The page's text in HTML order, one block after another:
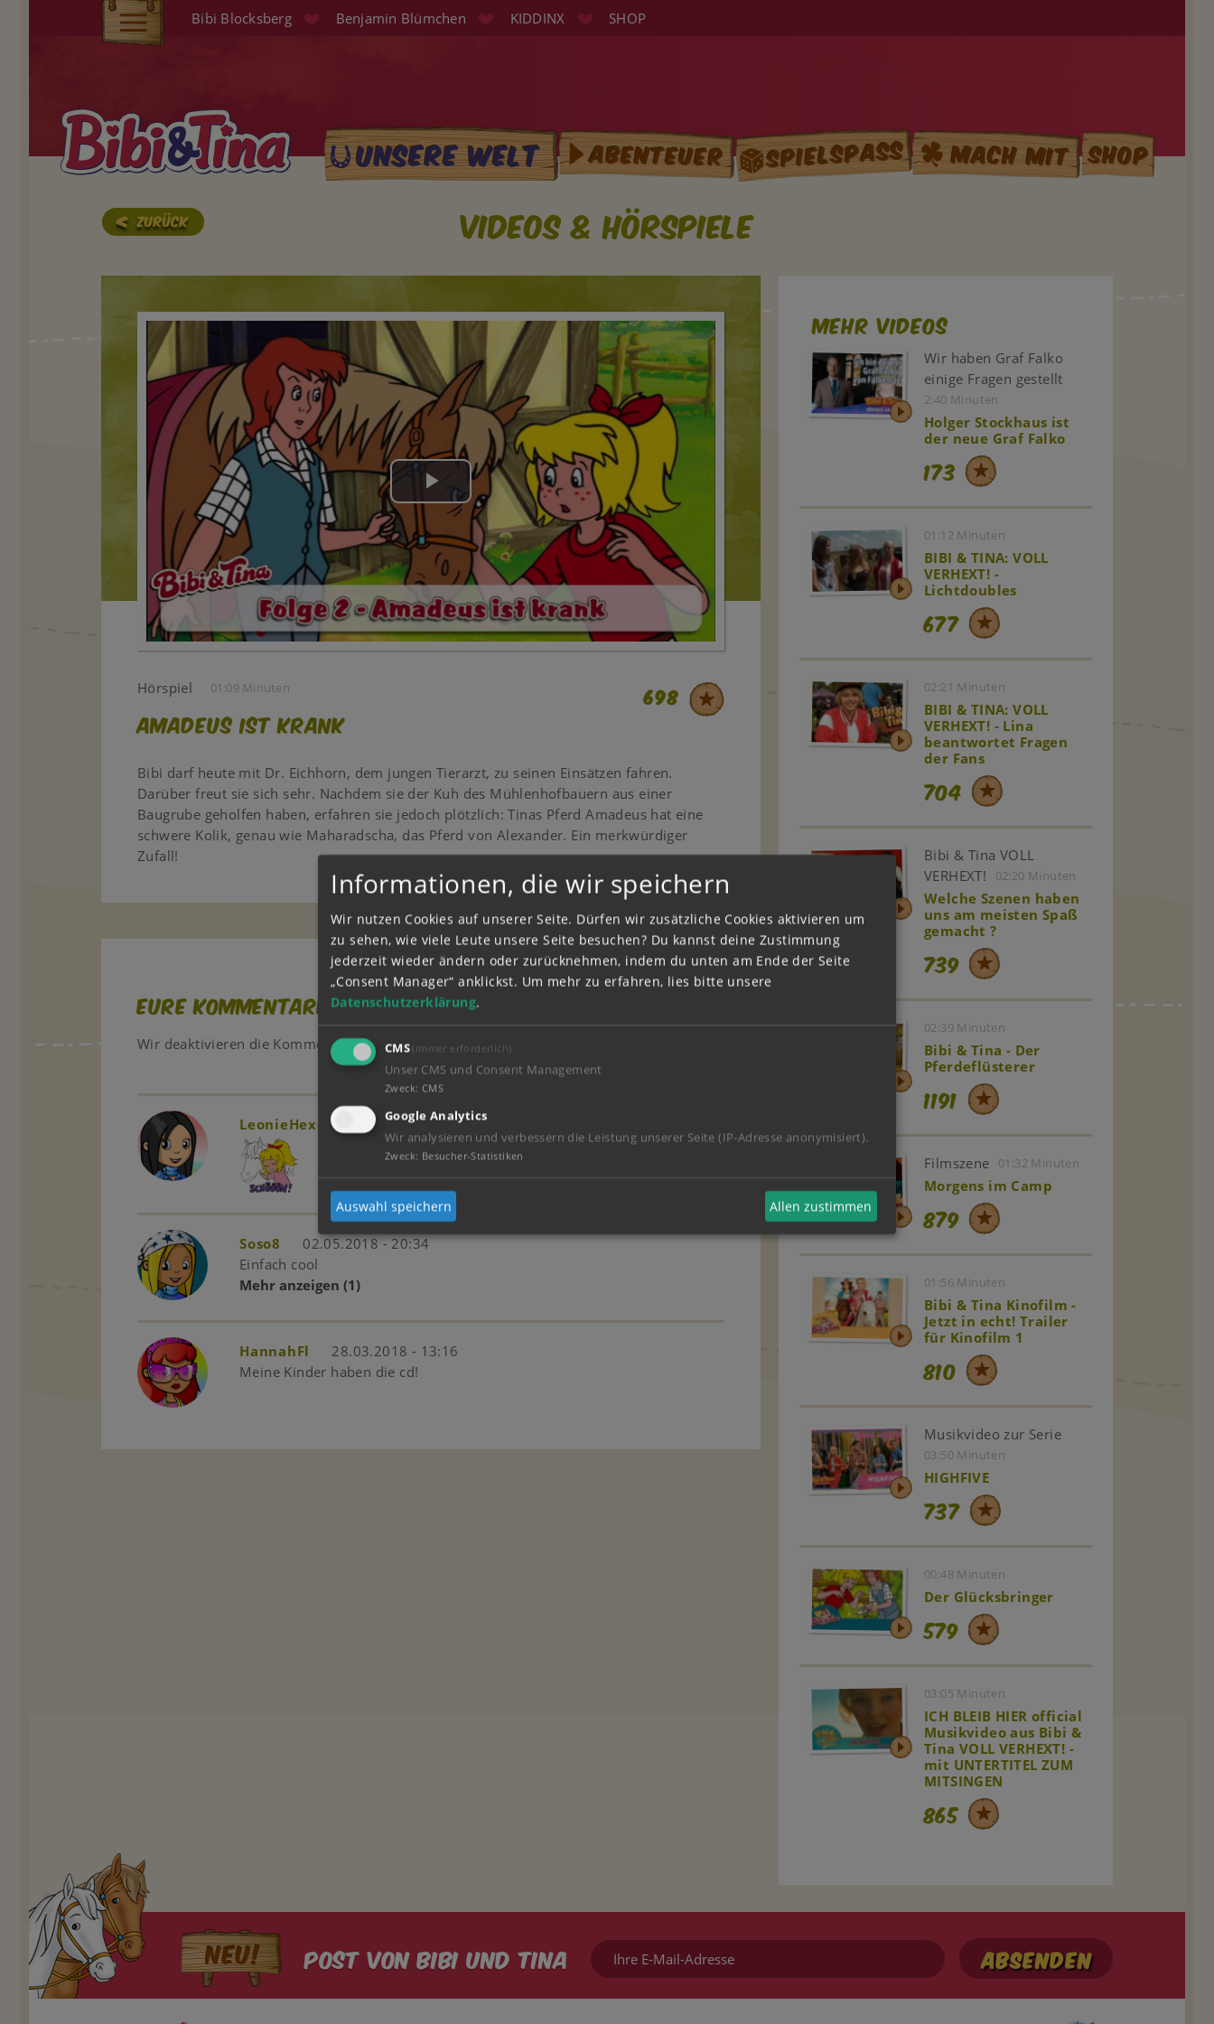
Elterninfo
Hörspiele
Audio (EN)
Bibi Blocksberg Benjamin Blümchen KIDDINX SHOP
Main
navigation
Unsere Welt Abenteuer Spielspass Mach mit Shop
Videos & Hörspiele
Play
Video
Hörspiel 01:09 Minuten 698
Amadeus ist krank
Bibi darf heute mit Dr. Eichhorn, dem jungen Tierarzt, zu seinen Einsätzen fahren.
Darüber freut sie sich sehr. Nachdem sie der Kuh des Mühlenhofbauern aus einer
Baugrube geholfen haben, erfahren sie jedoch plötzlich: Tinas Pferd Amadeus hat eine
schwere Kolik, genau wie Maharadscha, das Pferd von Alexander. Ein merkwürdiger
Zufall!
Eure Kommentare
Wir deaktivieren die Kommentarfunktion.Hier erfahrt ihr mehr dazu
LeonieHexe 24.01.2024 - 16:14
Soso8
02.05.2018 - 20:34
Einfach cool
Mehr anzeigen (1)
HannahFl
28.03.2018 - 13:16
Meine Kinder haben die cd!
Mehr Videos
Wir haben Graf Falko
einige Fragen gestellt
2:40 Minuten
Holger Stockhaus ist
der neue Graf Falko
173
01:12 Minuten
BIBI & TINA: VOLL
VERHEXT! -
Lichtdoubles
677
02:21 Minuten
BIBI & TINA: VOLL
VERHEXT! - Lina
beantwortet Fragen
der Fans
704
Bibi & Tina VOLL
VERHEXT!
02:20 Minuten
Welche Szenen haben
uns am meisten Spaß
gemacht ?
739
02:39 Minuten
Bibi & Tina - Der
Pferdeflüsterer
1191
Filmszene 01:32 Minuten
Morgens im Camp
879
01:56 Minuten
Bibi & Tina Kinofilm -
Jetzt in echt! Trailer
für Kinofilm 1
810
Musikvideo zur Serie
03:50 Minuten
HIGHFIVE
737
00:48 Minuten
Der Glücksbringer
579
03:05 Minuten
ICH BLEIB HIER official
Musikvideo aus Bibi &
Tina VOLL VERHEXT! -
mit UNTERTITEL ZUM
MITSINGEN
865
Post von Bibi und Tina
Ihre
E-
Mail-
Adresse
Informationen, die wir speichern
Wir nutzen Cookies auf unserer Seite. Dürfen wir zusätzliche Cookies aktivieren um
zu sehen, wie viele Leute unsere Seite besuchen? Du kannst deine Zustimmung
jederzeit wieder ändern oder zurücknehmen, indem du unten am Ende der Seite
„Consent Manager“ anklickst. Um mehr zu erfahren, lies bitte unsere
Datenschutzerklärung.
CMS (immer erforderlich)
Unser CMS und Consent Management
Zweck: CMS
Google Analytics
Wir analysieren und verbessern die Leistung unserer Seite (IP-Adresse anonymisiert).
Zweck: Besucher-Statistiken
Auswahl speichern Allen zustimmen